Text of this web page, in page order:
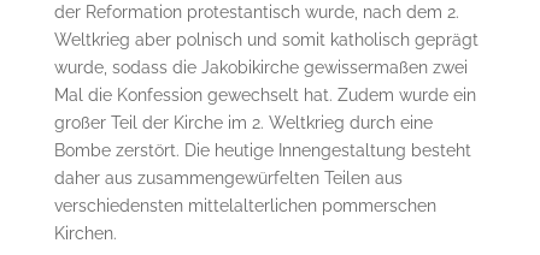
der Reformation protestantisch wurde, nach dem 2.
Weltkrieg aber polnisch und somit katholisch geprägt
wurde, sodass die Jakobikirche gewissermaßen zwei
Mal die Konfession gewechselt hat. Zudem wurde ein
großer Teil der Kirche im 2. Weltkrieg durch eine
Bombe zerstört. Die heutige Innengestaltung besteht
daher aus zusammengewürfelten Teilen aus
verschiedensten mittelalterlichen pommerschen
Kirchen.